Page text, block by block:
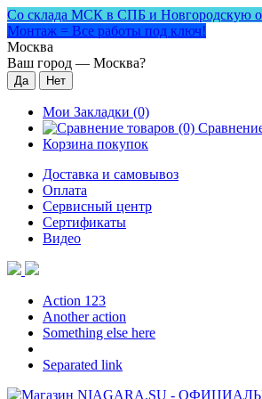
Со склада МСК в СПБ и Новгородскую
Монтаж = Все работы под ключ!
Москва
Ваш город — Москва?
Мои Закладки (0)
Корзина покупок
Доставка и самовывоз
Оплата
Сервисный центр
Сертификаты
Видео
Action 123
Another action
Something else here
Separated link